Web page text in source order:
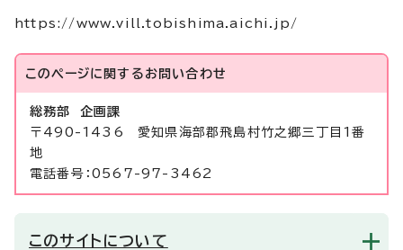
https://www.vill.tobishima.aichi.jp/
このページに関する お問い合わせ
総務部 企画課
〒490-1436 愛知県海部郡飛島村竹之郷三丁目1番
地
電話番号：0567-97-3462
このサイトについて